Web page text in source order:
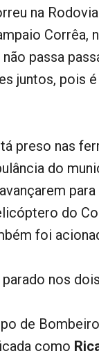
na
Corrêa,
passa
juntos, pois
preso nas
do
para
do
foi
nos
de
como